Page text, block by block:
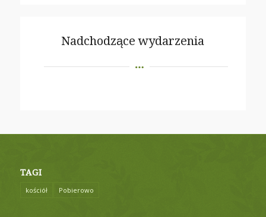
Nadchodzące wydarzenia
TAGI
kościół Pobierowo